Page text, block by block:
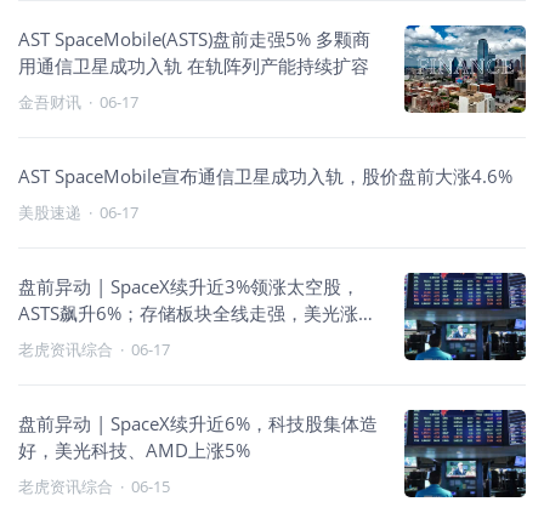
AST SpaceMobile(ASTS)盘前走强5% 多颗商
用通信卫星成功入轨 在轨阵列产能持续扩容
金吾财讯 · 06-17
AST SpaceMobile宣布通信卫星成功入轨，股价盘前大涨4.6%
美股速递 · 06-17
盘前异动 | SpaceX续升近3%领涨太空股，
ASTS飙升6%；存储板块全线走强，美光涨近
5%
老虎资讯综合 · 06-17
盘前异动 | SpaceX续升近6%，科技股集体造
好，美光科技、AMD上涨5%
老虎资讯综合 · 06-15